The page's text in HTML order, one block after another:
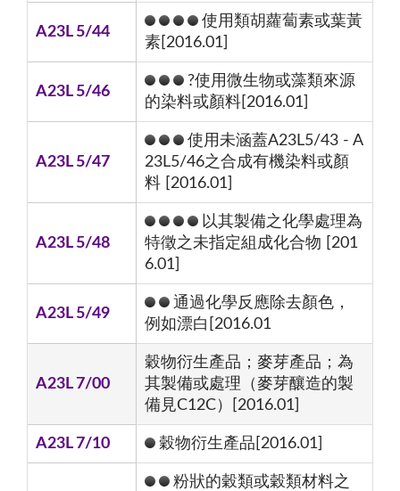
A23L 5/44
使用類胡蘿蔔素或葉黃
素[2016.01]
A23L 5/46
?使用微生物或藻類來源
的染料或顏料[2016.01]
A23L 5/47
使用未涵蓋A23L5/43 - A
23L5/46之合成有機染料或顏
料 [2016.01]
A23L 5/48
以其製備之化學處理為
特徵之未指定組成化合物 [201
6.01]
A23L 5/49
通過化學反應除去顏色，
例如漂白[2016.01
A23L 7/00
穀物衍生產品；麥芽產品；為
其製備或處理（麥芽釀造的製
備見C12C）[2016.01]
A23L 7/10 穀物衍生產品[2016.01]
粉狀的穀類或穀類材料之